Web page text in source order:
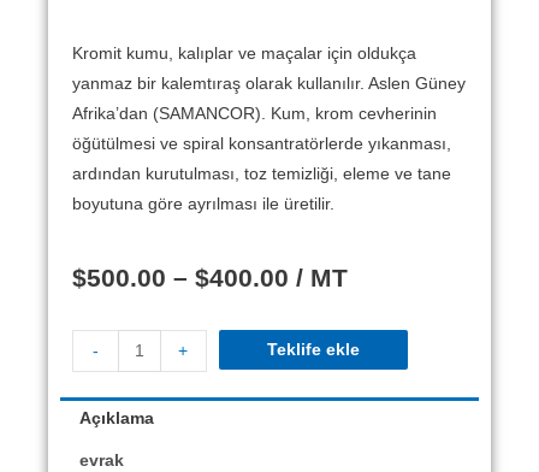
Kromit kumu, kalıplar ve maçalar için oldukça
yanmaz bir kalemtıraş olarak kullanılır. Aslen Güney
Afrika’dan (SAMANCOR).
Kum, krom cevherinin
öğütülmesi ve spiral konsantratörlerde yıkanması,
ardından kurutulması, toz temizliği, eleme ve tane
boyutuna göre ayrılması ile üretilir.
$500.00 – $400.00 / MT
- + Teklife ekle
Açıklama
evrak